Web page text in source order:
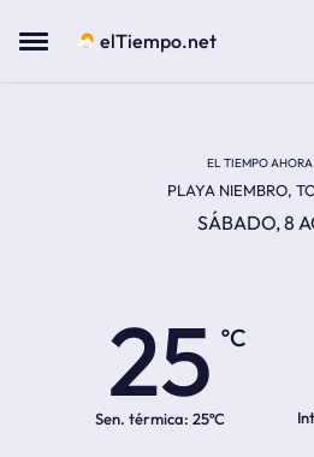
Menu elTiempo.net
EL TIEMPO AHORA
PLAYA NIEMBRO,
SÁBADO, 8
25
ºC
Sen. térmica: 25ºC